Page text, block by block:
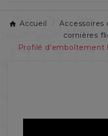
Accueil Accessoires
cornières
Profilé d'emboîtement